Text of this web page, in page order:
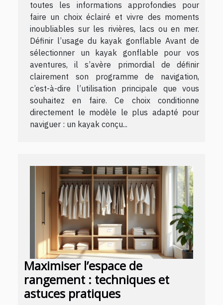
toutes les informations approfondies pour
faire un choix éclairé et vivre des moments
inoubliables sur les rivières, lacs ou en mer.
Définir l’usage du kayak gonflable Avant de
sélectionner un kayak gonflable pour vos
aventures, il s’avère primordial de définir
clairement son programme de navigation,
c’est-à-dire l’utilisation principale que vous
souhaitez en faire. Ce choix conditionne
directement le modèle le plus adapté pour
naviguer : un kayak conçu...
Maximiser l’espace de
rangement : techniques et
astuces pratiques